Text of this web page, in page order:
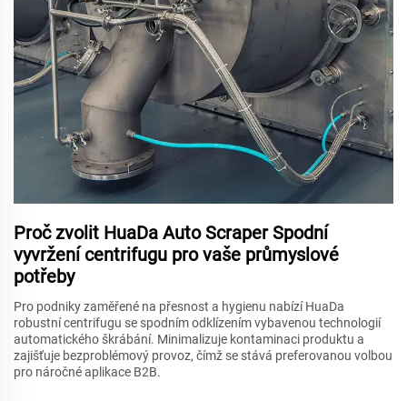
Proč zvolit HuaDa Auto Scraper Spodní
vyvržení centrifugu pro vaše průmyslové
potřeby
Pro podniky zaměřené na přesnost a hygienu nabízí HuaDa
robustní centrifugu se spodním odklízením vybavenou technologií
automatického škrábání. Minimalizuje kontaminaci produktu a
zajišťuje bezproblémový provoz, čímž se stává preferovanou volbou
pro náročné aplikace B2B.